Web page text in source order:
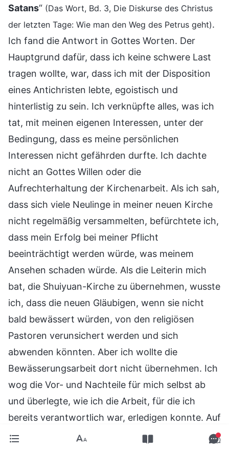
Satans“ (Das Wort, Bd. 3, Die Diskurse des Christus
der letzten Tage: Wie man den Weg des Petrus geht).
Ich fand die Antwort in Gottes Worten. Der
Hauptgrund dafür, dass ich keine schwere Last
tragen wollte, war, dass ich mit der Disposition
eines Antichristen lebte, egoistisch und
hinterlistig zu sein. Ich verknüpfte alles, was ich
tat, mit meinen eigenen Interessen, unter der
Bedingung, dass es meine persönlichen
Interessen nicht gefährden durfte. Ich dachte
nicht an Gottes Willen oder die
Aufrechterhaltung der Kirchenarbeit. Als ich sah,
dass sich viele Neulinge in meiner neuen Kirche
nicht regelmäßig versammelten, befürchtete ich,
dass mein Erfolg bei meiner Pflicht
beeinträchtigt werden würde, was meinem
Ansehen schaden würde. Als die Leiterin mich
bat, die Shuiyuan-Kirche zu übernehmen, wusste
ich, dass die neuen Gläubigen, wenn sie nicht
bald bewässert würden, von den religiösen
Pastoren verunsichert werden und sich
abwenden könnten. Aber ich wollte die
Bewässerungsarbeit dort nicht übernehmen. Ich
wog die Vor- und Nachteile für mich selbst ab
und überlegte, wie ich die Arbeit, für die ich
bereits verantwortlich war, erledigen konnte. Auf
diese Weise wäre es nicht so stressig und ich